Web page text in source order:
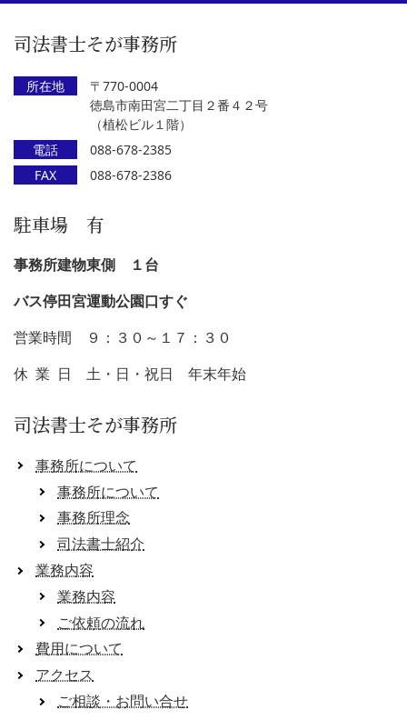
司法書士そが事務所
所在地
〒770-0004
徳島市南田宮二丁目２番４２号
（植松ビル１階）
電話
088-678-2385
FAX
088-678-2386
駐車場 有
事務所建物東側 １台
バス停田宮運動公園口すぐ
営業時間 ９：３０～１７：３０
休 業 日 土・日・祝日 年末年始
司法書士そが事務所
事務所について
事務所について
事務所理念
司法書士紹介
業務内容
業務内容
ご依頼の流れ
費用について
アクセス
ご相談・お問い合せ